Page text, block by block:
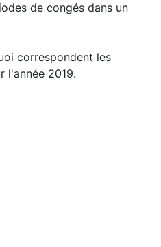
de congés dans un
correspondent les
l'année 2019.